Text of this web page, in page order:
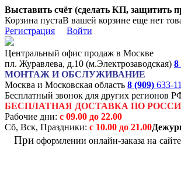
Выставить счёт (сделать КП, защитить
Корзина пустаВ вашей корзине еще нет
Регистрация
Войти
Центральный офис продаж в Москве
пл. Журавлева, д.10 (м.Электрозаводская) 8
МОНТАЖ И ОБСЛУЖИВАНИЕ
Москва и Московская область 8 (909) 633-
Бесплатный звонок для других регионов
БЕСПЛАТНАЯ ДОСТАВКА ПО
Рабочие дни: с 09.00 до 22.00
Сб, Вск, Праздники: с 10.00 до 21.00
При оформлении онлайн-заказа на